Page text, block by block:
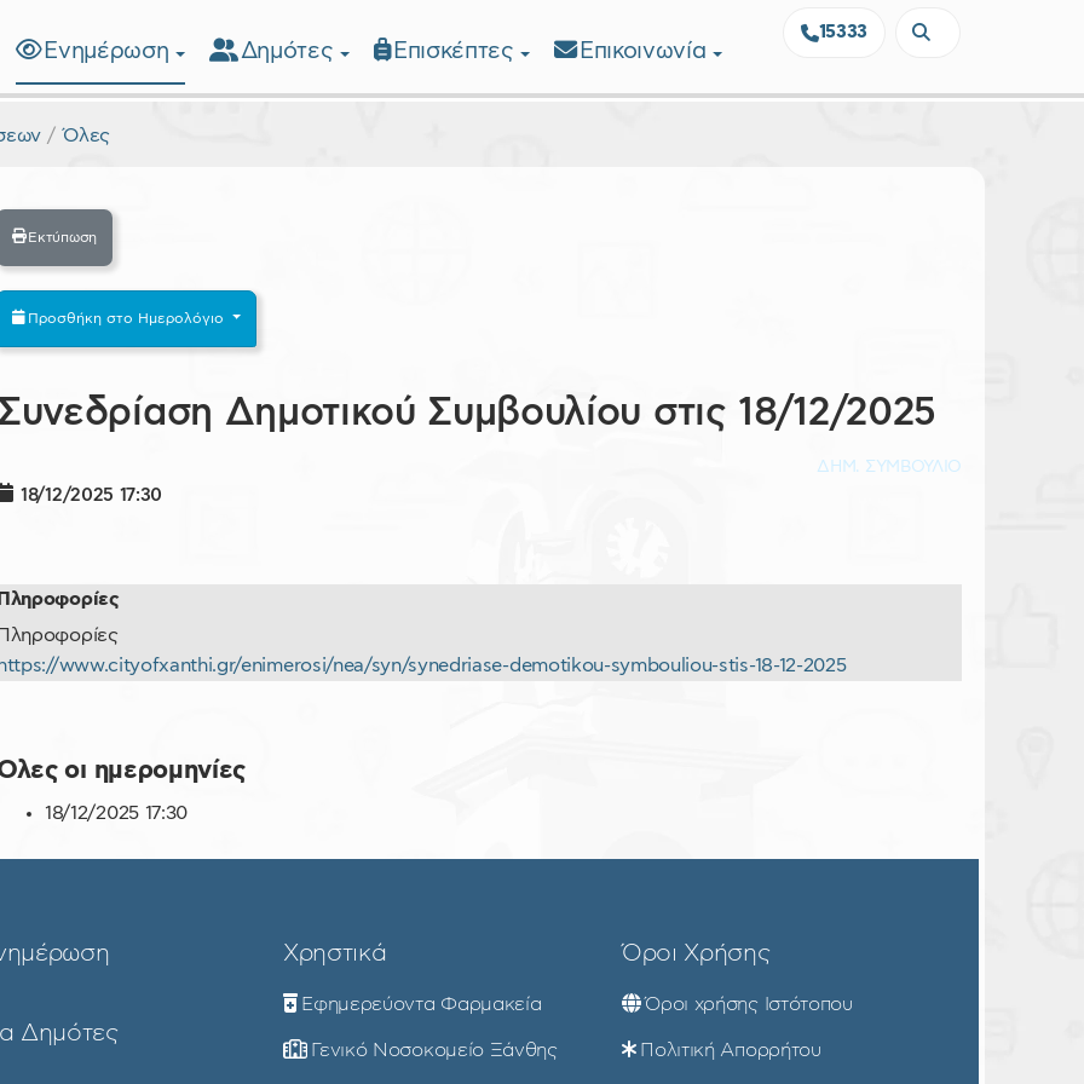
15333
Ενημέρωση Δημότες Επισκέπτες Επικοινωνία
Όλες
Εκτύπωση
Προσθήκη στο Ημερολόγιο
Δημοτικού Συμβουλίου στις 18/12/2025
ΔΗΜ. ΣΥΜΒΟΥΛΙΟ
18/12/2025 17:30
www.cityofxanthi.gr/enimerosi/nea/syn/synedriase-demotikou-symbouliou-stis-18-12-2025
οι ημερομηνίες
18/12/2025 17:30
Δημότες
Χρηστικά
Εφημερεύοντα Φαρμακεία
Γενικό Νοσοκομείο Ξάνθης
Όροι Χρήσης
Όροι χρήσης Ιστότοπου
Πολιτική Απορρήτου